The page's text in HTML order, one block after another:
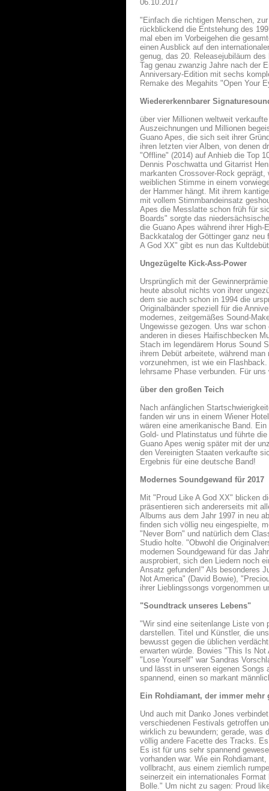
06.10.2017
"Einfach die richtigen Menschen,
rückblickend die Entstehung des
mal eben im Vorbeigehen die
einen Ausblick auf den
genug, das 20. Releasejubiläum
Tag genau zwanzig Jahre nach der
Anniversary-Edition mit sechs
Remake des Megahits "Open Your
Wiedererkennbarer
über vier Millionen weltweit
Auszeichnungen und Millionen
Guano Apes, die sich seit ihrer
ihren letzten vier Alben, von denen
"Offline" (2014) auf Anhieb die Top
Dennis Poschwatta und Gitarrist
markanten Crossover-Rock
weiblichen Stimme in einem
der Hammer hängt. Mit ihrem
mit vollem Stimmbandeinsatz
Apes die Messlatte schon früh für
Boards" sorgte das
die Guano Apes während ihrer
Backkatalog der Göttinger ganz
A God XX" gibt es nun das
Ungezügelte Kick-Ass-Power
Ursprünglich mit der
heute absolut nichts von ihrer
dem sie auch schon in 1994 die
Originalbänder speziell für die
modernes, zeitgemäßes Sound-
Ungewisse gezogen. Uns war
anderen in dieses Haifischbecken
Stach im legendärem Horus Sound
ihrem Debüt arbeitete, während
vorzunehmen, ist wie ein
lehrsame Phase verbunden. Für
über den großen Teich
Nach anfänglichen
fanden wir uns in einem Wiener
wären eine amerikanische Band.
Gold- und Platinstatus und führte
Guano Apes wenig später mit der
den Vereinigten Staaten verkaufte
Ergebnis für eine deutsche Band!
Modernes Soundgewand für 2017
Mit "Proud Like A God XX" blicken
präsentieren sich andererseits mit
Albums aus dem Jahr 1997 in neu
finden sich völlig neu eingespielte,
"Never Born" und natürlich dem
Studio holte. "Obwohl die
modernen Soundgewand für das
ausprobiert, sich den Liedern noch
Ansatz gefunden!" Als besonderes
Not America" (David Bowie),
ihrer Lieblingssongs vorgenommen
"Soundtrack unseres Lebens"
"Wir sind eine seitenlange Liste von
darstellen. Titel und Künstler, die
bewusst gegen die üblichen
erwarten würde. Bowies "This Is
"Lose Yourself" war Sandras
und lässt in unseren eigenen Songs
spannend, einen so markant
Ein Rohdiamant, der immer mehr
Und auch mit Danko Jones
verschiedenen Festivals getroffen
wirklich zu bewundern; gerade, was
völlig andere Facette des Tracks.
Es ist für uns sehr spannend
vorhanden war. Wie ein
vollbracht, aus einem ziemlich
seinerzeit ein internationales
Bolle." Um nicht zu sagen: Proud